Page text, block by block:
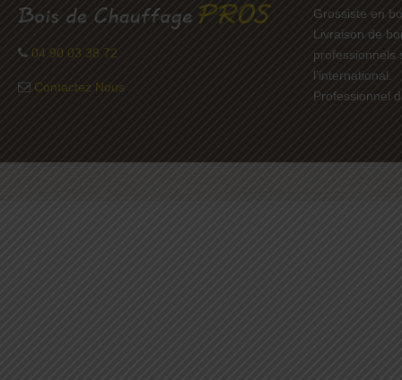
04 90 03 38 72
Contactez Nous
Grossiste en
Livraison de
professionnels
l’international.
Professionnel